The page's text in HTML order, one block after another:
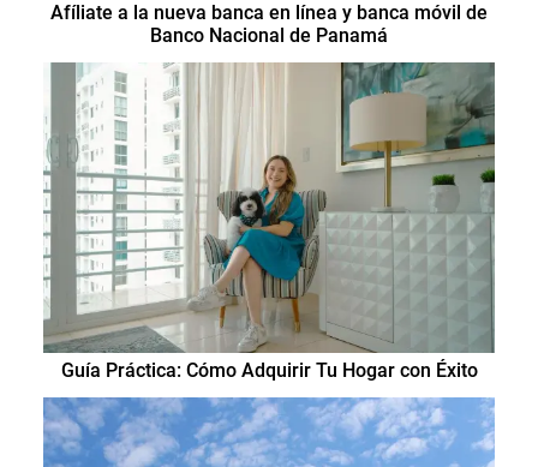
Afíliate a la nueva banca en línea y banca móvil de
Banco Nacional de Panamá
Guía Práctica: Cómo Adquirir Tu Hogar con Éxito